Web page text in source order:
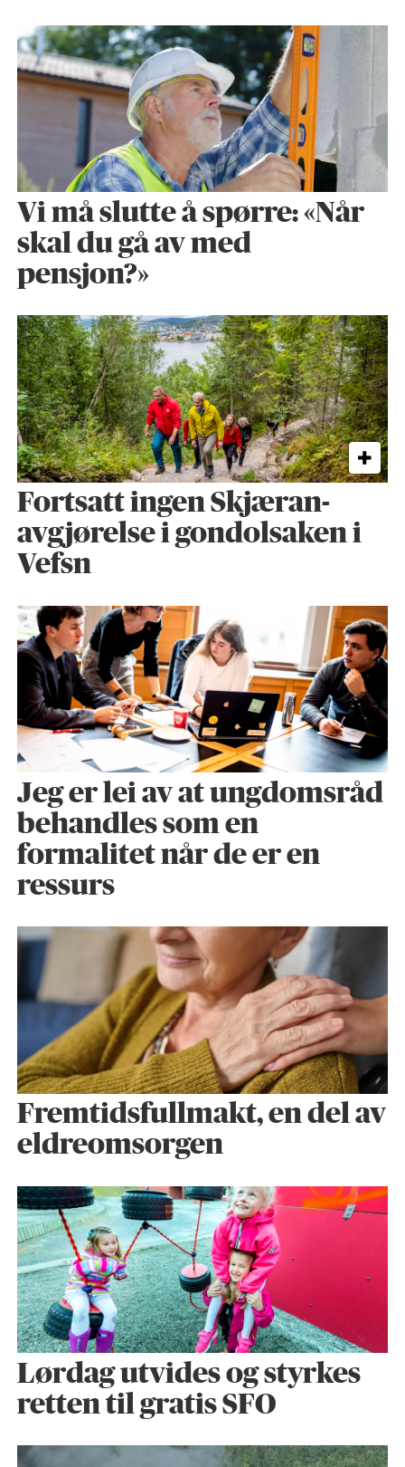
Vi må slutte å spørre: «Når
skal du gå av med
pensjon?»
Fortsatt ingen Skjæran-
avgjørelse i gondolsaken i
Vefsn
Jeg er lei av at ungdomsråd
behandles som en
formalitet når de er en
ressurs
Fremtidsfullmakt, en del av
eldreomsorgen
Lørdag utvides og styrkes
retten til gratis SFO